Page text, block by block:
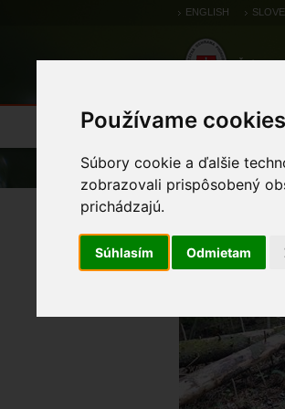
Používame cookies
Súbory cookie a ďalšie
zobrazovali prispôsobený
prichádzajú.
Súhlasím Odmietam
ENGLISH
Výsledky
Úvod